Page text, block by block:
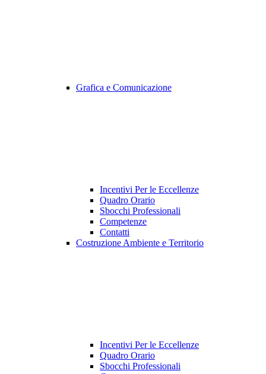
Grafica e Comunicazione
Incentivi Per le Eccellenze
Quadro Orario
Sbocchi Professionali
Competenze
Contatti
Costruzione Ambiente e Territorio
Incentivi Per le Eccellenze
Quadro Orario
Sbocchi Professionali